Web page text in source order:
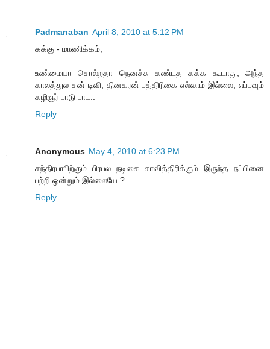
Padmanaban April 8, 2010 at 5:12 PM
கக்கு - மாணிக்கம்,
உண்மையா சொல்றதா நெனச்சு கண்டத கக்க கூடாது, அந்த
காலத்துல சன் டிவி, தினகரன் பத்திரிகை எல்லாம் இல்லை, எப்பவும்
கழிஞர் பாடு பாட..
Reply
Anonymous May 4, 2010 at 6:23 PM
சந்திரபாபிற்கும் பிரபல நடிகை சாவித்திரிக்கும் இருந்த நட்பினை
பற்றி ஒன்றும் இல்லையே ?
Reply